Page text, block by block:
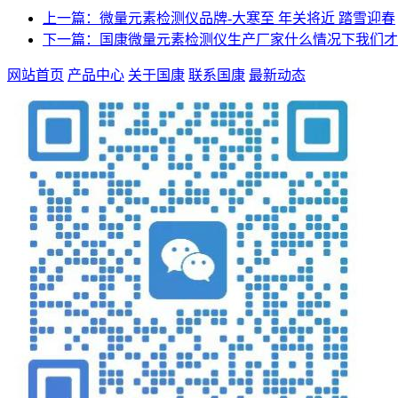
上一篇：微量元素检测仪品牌-大寒至 年关将近 踏雪迎春
下一篇：国康微量元素检测仪生产厂家什么情况下我们
网站首页 产品中心 关于国康 联系国康 最新动态